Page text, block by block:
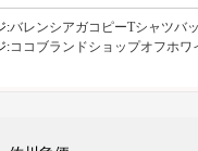
:バレンシアガコピーTシャツバ
:ココブランドショップオフホ